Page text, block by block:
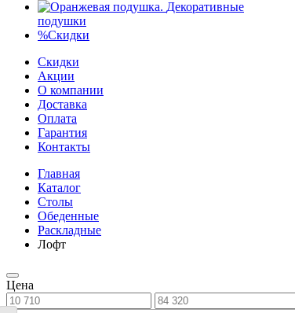
Декоративные
подушки
%Скидки
Скидки
Акции
О компании
Доставка
Оплата
Гарантия
Контакты
Главная
Каталог
Столы
Обеденные
Раскладные
Лофт
Цена